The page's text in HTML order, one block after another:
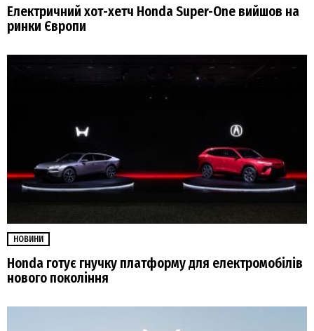
Електричний хот-хетч Honda Super-One вийшов на
ринки Європи
НОВИНИ
Honda готує гнучку платформу для електромобілів
нового покоління